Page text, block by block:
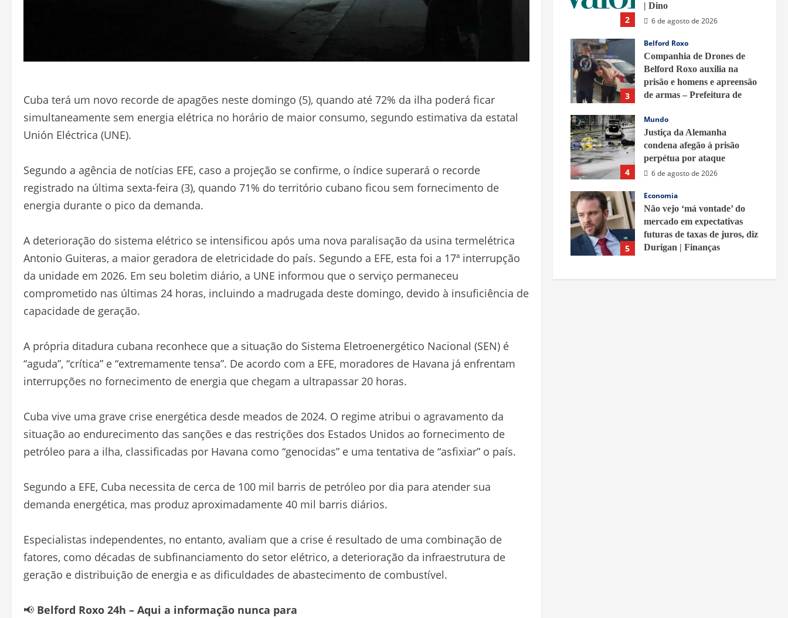
Cuba terá um novo recorde de apagões neste domingo (5), quando até 72% da ilha poderá ficar
simultaneamente sem energia elétrica no horário de maior consumo, segundo estimativa da estatal
Unión Eléctrica (UNE).
Segundo a agência de notícias EFE, caso a projeção se confirme, o índice superará o recorde
registrado na última sexta-feira (3), quando 71% do território cubano ficou sem fornecimento de
energia durante o pico da demanda.
A deterioração do sistema elétrico se intensificou após uma nova paralisação da usina termelétrica
Antonio Guiteras, a maior geradora de eletricidade do país. Segundo a EFE, esta foi a 17ª interrupção
da unidade em 2026. Em seu boletim diário, a UNE informou que o serviço permaneceu
comprometido nas últimas 24 horas, incluindo a madrugada deste domingo, devido à insuficiência de
capacidade de geração.
A própria ditadura cubana reconhece que a situação do Sistema Eletroenergético Nacional (SEN) é
“aguda”, “crítica” e “extremamente tensa”. De acordo com a EFE, moradores de Havana já enfrentam
interrupções no fornecimento de energia que chegam a ultrapassar 20 horas.
Cuba vive uma grave crise energética desde meados de 2024. O regime atribui o agravamento da
situação ao endurecimento das sanções e das restrições dos Estados Unidos ao fornecimento de
petróleo para a ilha, classificadas por Havana como “genocidas” e uma tentativa de “asfixiar” o país.
Segundo a EFE, Cuba necessita de cerca de 100 mil barris de petróleo por dia para atender sua
demanda energética, mas produz aproximadamente 40 mil barris diários.
Especialistas independentes, no entanto, avaliam que a crise é resultado de uma combinação de
fatores, como décadas de subfinanciamento do setor elétrico, a deterioração da infraestrutura de
geração e distribuição de energia e as dificuldades de abastecimento de combustível.
📢 Belford Roxo 24h – Aqui a informação nunca para
2
| Dino
6 de agosto de 2026
3
Belford Roxo
Companhia de Drones de
Belford Roxo auxilia na
prisão e homens e apreensão
de armas – Prefeitura de
6 de agosto de 2026
4
Mundo
Justiça da Alemanha
condena afegão à prisão
perpétua por ataque
6 de agosto de 2026
5
Economia
Não vejo ‘má vontade’ do
mercado em expectativas
futuras de taxas de juros, diz
Durigan | Finanças